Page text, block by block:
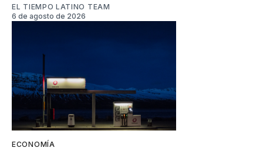
EL TIEMPO LATINO TEAM
6 de agosto de 2026
ECONOMÍA